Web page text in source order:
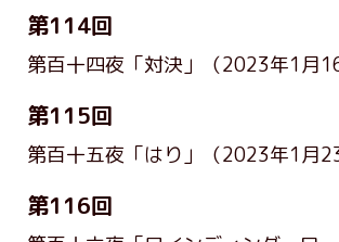
第114回
第百十四夜「対決」 （2023年1月
第115回
第百十五夜「はり」 （2023年1月
第116回